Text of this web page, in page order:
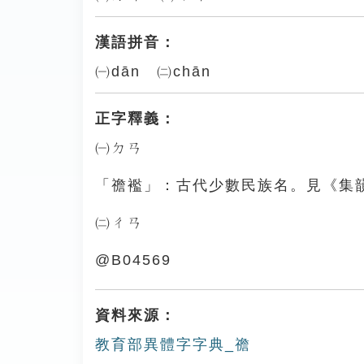
漢語拼音：
㈠dān ㈡chān
正字釋義：
㈠ㄉㄢ
「䄡襤」：古代少數民族名。見《集
㈡ㄔㄢ
@B04569
資料來源：
教育部異體字字典_䄡